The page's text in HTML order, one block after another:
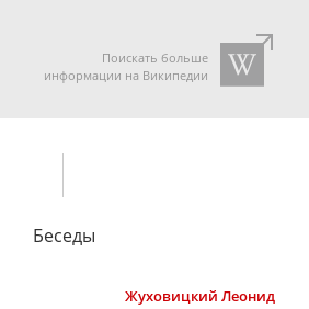
Поискать больше
информации на Википедии
Беседы
Жуховицкий Леонид